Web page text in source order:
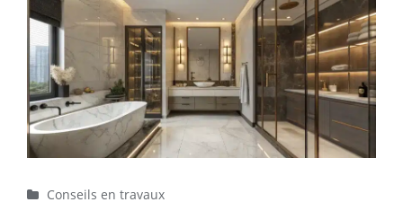
Faire une douche à l’italienne : quel budget ?
Conseils en travaux